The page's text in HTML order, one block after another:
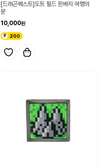
[드래곤퀘스트]도트 필드 핀배지 여행의
문
10,000
200